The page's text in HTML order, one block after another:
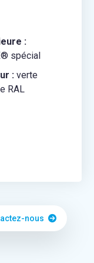
:
spécial
:verte
RAL
nous